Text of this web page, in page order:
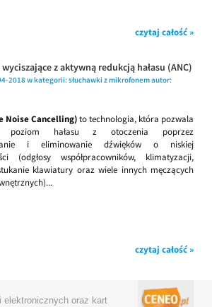
czytaj całość »
z aktywną redukcją hałasu (ANC)
2018w kategorii:słuchawki z mikrofonemautor:
Noise Cancelling)to technologia, która pozwala
poziom hałasu z otoczenia poprzez
i eliminowanie dźwięków o niskiej
(odgłosy współpracowników, klimatyzacji,
klawiatury oraz wiele innych męczących
czytaj całość »
elektronicznych oraz kart